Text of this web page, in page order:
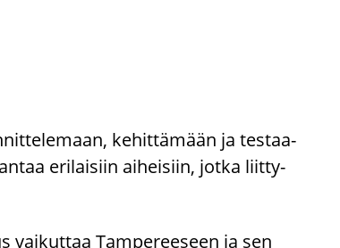
ke­hit­tä­mään ja tes­taa­
eri­lai­siin ai­hei­siin, jotka liit­ty­
vai­kut­taa Tam­pe­ree­seen ja sen